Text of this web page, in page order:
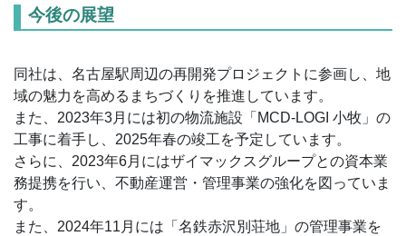
今後の展望
同社は、名古屋駅周辺の再開発プロジェクトに参画し、地
域の魅力を高めるまちづくりを推進しています。
また、2023年3月には初の物流施設「MCD-LOGI 小牧」の
工事に着手し、2025年春の竣工を予定しています。
さらに、2023年6月にはザイマックスグループとの資本業
務提携を行い、不動産運営・管理事業の強化を図っていま
す。
また、2024年11月には「名鉄赤沢別荘地」の管理事業を